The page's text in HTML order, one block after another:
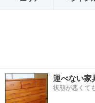
運べない家
状態が悪くて